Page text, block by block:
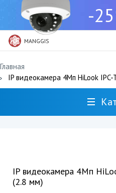
-
MANGGIS
Главная
IP видеокамера 4Мп HiLook IPC-
IP видеокамера 4Мп
(2.8 мм)